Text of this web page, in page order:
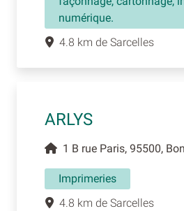
numérique.
4.8 km de Sarcelles
ARLYS
1 B rue Paris, 95500,
Imprimeries
4.8 km de Sarcelles